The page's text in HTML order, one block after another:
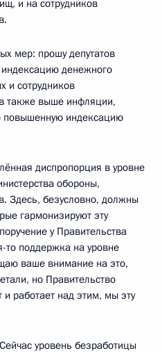
и на сотрудников
мер: прошу депутатов
денежного
и сотрудников
также выше инфляции,
повышенную индексацию
диспропорция в уровне
обороны,
Здесь, безусловно, должны
гармонизируют эту
у Правительства
то поддержка на уровне
ваше внимание на это,
но Правительство
и работает над этим, мы эту
уровень безработицы